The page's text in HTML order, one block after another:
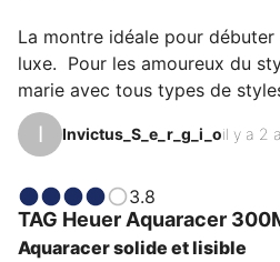
La montre idéale pour débuter
luxe.  Pour les amoureux du
marie avec tous types de
d'apparât à la tenue
Un prix public « adapté » pour
horlogère ; sans basculer dans
montres sans complication
marques.
I Invictus_S_e_r_g_i_oil y a 2
3.8
TAG Heuer Aquaracer
Aquaracer solide et lisible